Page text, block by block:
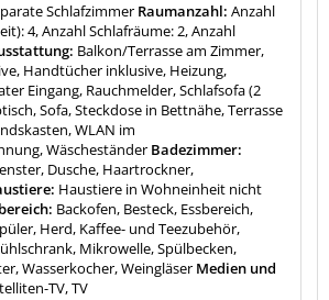
Schlafzimmer Raumanzahl: Anzahl
4, Anzahl Schlafräume: 2, Anzahl
Balkon/Terrasse am Zimmer,
Handtücher inklusive, Heizung,
Eingang, Rauchmelder, Schlafsofa (2
Sofa, Steckdose in Bettnähe, Terrasse
WLAN im
Wäscheständer Badezimmer:
Dusche, Haartrockner,
Haustiere in Wohneinheit nicht
Backofen, Besteck, Essbereich,
Herd, Kaffee- und Teezubehör,
Mikrowelle, Spülbecken,
Wasserkocher, Weingläser Medien und
TV, TV